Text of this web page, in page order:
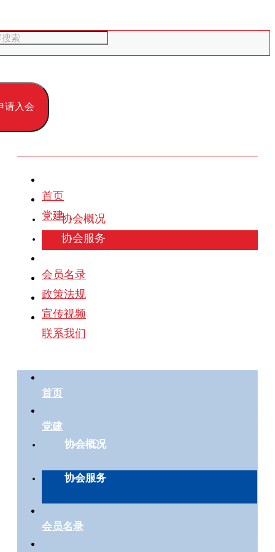
请入会
首页
党建协会概况
协会服务
会员名录
政策法规
宣传视频
联系我们
首页
党建
协会概况
协会服务
会员名录